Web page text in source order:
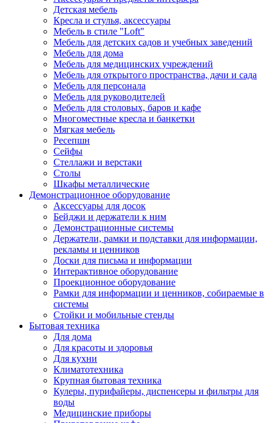
Детская мебель
Кресла и стулья, аксессуары
Мебель в стиле "Loft"
Мебель для детских садов и учебных заведений
Мебель для дома
Мебель для медицинских учреждений
Мебель для открытого пространства, дачи и сада
Мебель для персонала
Мебель для руководителей
Мебель для столовых, баров и кафе
Многоместные кресла и банкетки
Мягкая мебель
Ресепшн
Сейфы
Стеллажи и верстаки
Столы
Шкафы металлические
Демонстрационное оборудование
Аксессуары для досок
Бейджи и держатели к ним
Демонстрационные системы
Держатели, рамки и подставки для информации,
рекламы и ценников
Доски для письма и информации
Интерактивное оборудование
Проекционное оборудование
Рамки для информации и ценников, собираемые в
системы
Стойки и мобильные стенды
Бытовая техника
Для дома
Для красоты и здоровья
Для кухни
Климатотехника
Крупная бытовая техника
Кулеры, пурифайеры, диспенсеры и фильтры для
воды
Медицинские приборы